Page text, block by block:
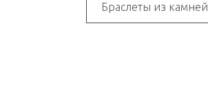
Браслеты из камней